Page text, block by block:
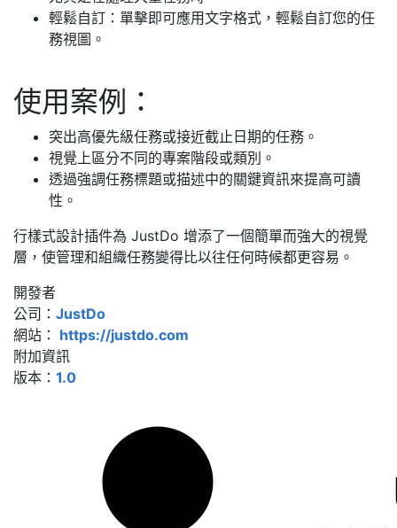
輕鬆自訂：單擊即可應用文字格式，輕鬆自訂您的任
務視圖。
使用案例：
突出高優先級任務或接近截止日期的任務。
視覺上區分不同的專案階段或類別。
透過強調任務標題或描述中的關鍵資訊來提高可讀
性。
行樣式設計插件為 JustDo 增添了一個簡單而強大的視覺
層，使管理和組織任務變得比以往任何時候都更容易。
開發者
公司： JustDo
網站： https://justdo.com
附加資訊
版本： 1.0